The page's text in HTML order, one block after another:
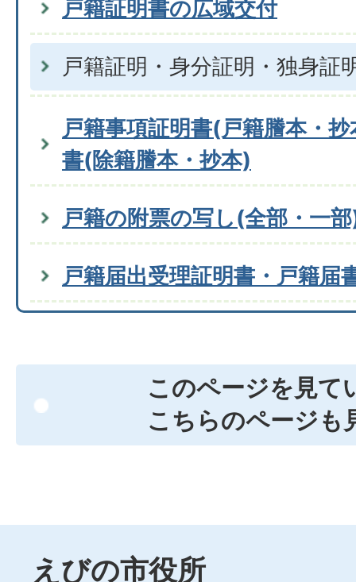
戸籍証明書の広域交付
戸籍証明・身分証明・独身証
戸籍事項証明書(戸籍謄本・
書(除籍謄本・抄本)
戸籍の附票の写し(全部・一
戸籍届出受理証明書・戸籍届
このページを見て
こちらのページも
えびの市役所